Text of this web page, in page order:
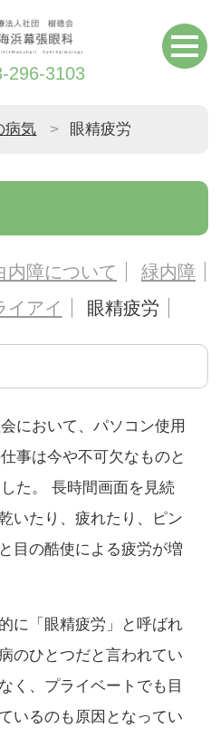
296-3103
病気 眼精疲労
内障について
緑内障
イアイ 眼精疲労
において、パソコン使用
事は今や不可欠なものと
た。 長時間画面を見続
いたり、疲れたり、ピン
目の酷使による疲労が増
に「眼精疲労」と呼ばれ
のひとつだと言われてい
く、プライベートでも目
いるのも原因となってい